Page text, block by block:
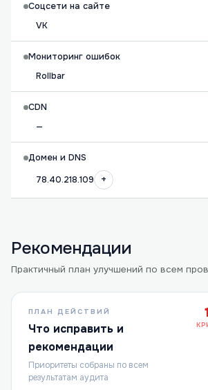
Соцсети на сайте
VK
Мониторинг ошибок
Rollbar
CDN
—
Домен и DNS
78.40.218.109
+
Рекомендации
Практичный план улучшений по всем
ПЛАН ДЕЙСТВИЙ
Что исправить и
рекомендации
Приоритеты собраны по всем
результатам аудита